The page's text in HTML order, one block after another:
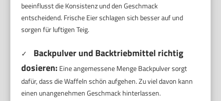
beeinflusst die Konsistenz und den Geschmack
entscheidend. Frische Eier schlagen sich besser auf und
sorgen für luftigen Teig.
✓
Backpulver und Backtriebmittel richtig
dosieren: Eine angemessene Menge Backpulver sorgt
dafür, dass die Waffeln schön aufgehen. Zu viel davon kann
einen unangenehmen Geschmack hinterlassen.